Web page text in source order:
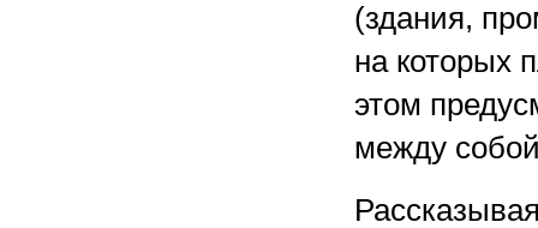
(здания,
на которых
этом
между